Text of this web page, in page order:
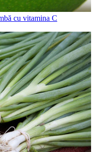
cu vitamina C